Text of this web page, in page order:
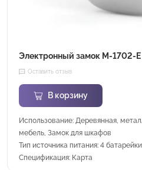
Электронный замок M-1702-E
Оставить отзыв
В корзину
Использование: Деревянная,
мебель, Замок для шкафов
Тип источника питания: 4
Спецификация: Карта